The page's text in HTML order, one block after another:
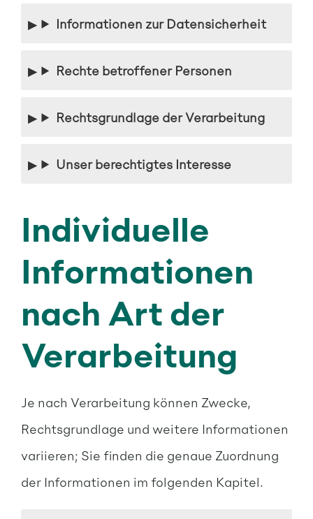
Informationen zur Datensicherheit
Rechte betroffener Personen
Rechtsgrundlage der Verarbeitung
Unser berechtigtes Interesse
Individuelle
Informationen
nach Art der
Verarbeitung
Je nach Verarbeitung können Zwecke,
Rechtsgrundlage und weitere Informationen
variieren; Sie finden die genaue Zuordnung
der Informationen im folgenden Kapitel.